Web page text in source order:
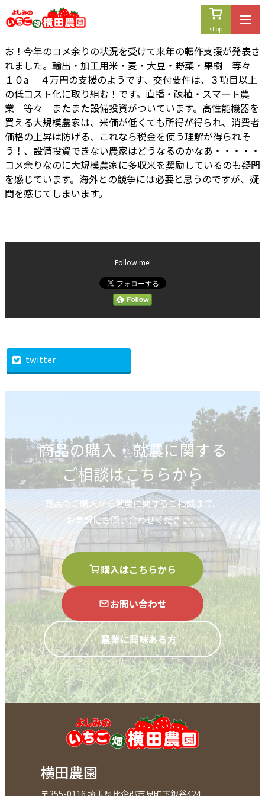
内
容
ス
キ
ッ
プ
お！今年のコメ余りの状況を受けて来年の転作支援が発表さ
れました。輸出・加工用米・麦・大豆・野菜・果樹 等々
１０a ４万円の支援のようです、交付要件は、３項目以上
の低コスト化に取り組む！です。直播・疎植・スマート農
業 等々 またまた設備投資がついています。高性能機器を
買える大規模農家は、米価が低くても所得が得られ、消費者
価格の上昇は防げる、これなら税金を使う理解が得られそ
う！、設備投資できない農家はどうなるのかなあ・・・・・
コメ余りなのに大規模農家に多収米を奨励しているのも疑問
を感じています。海外との競争には必要と思うのですが、疑
問を感じてしまいます。
Follow me!
twitter
商品の購入・就農に関する
ご相談はこちらから
商品のご購入から就農に関するご相談まで、
お気軽にお問い合わせください。
購入はこちらから
お問い合わせ
農業に興味ある方
横田農園
〒355-0116 埼玉県比企郡吉見町下銀谷424